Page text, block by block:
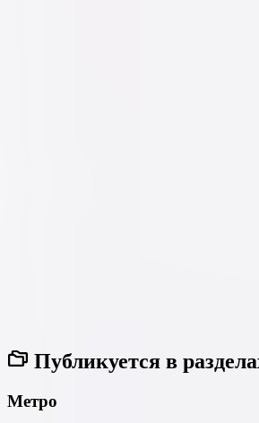
Публикуется в
Метро